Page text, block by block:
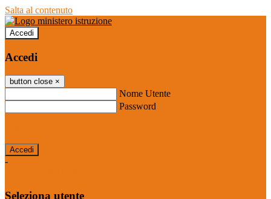
Salta al contenuto
Accedi
Accedi
button close ×
Nome Utente
Password
-
Seleziona utente